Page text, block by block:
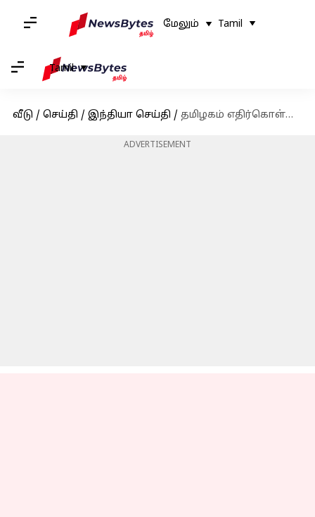
மேலும் Tamil
Tamil
வீடு / செய்தி / இந்தியா செய்தி / தமிழகம் எதிர்கொள்ளும் நான்கு முக்கிய சவால்கள்; ஆளுநர் ஆர்.என்.ரவியின் சுதந்திர தின உரை
ADVERTISEMENT